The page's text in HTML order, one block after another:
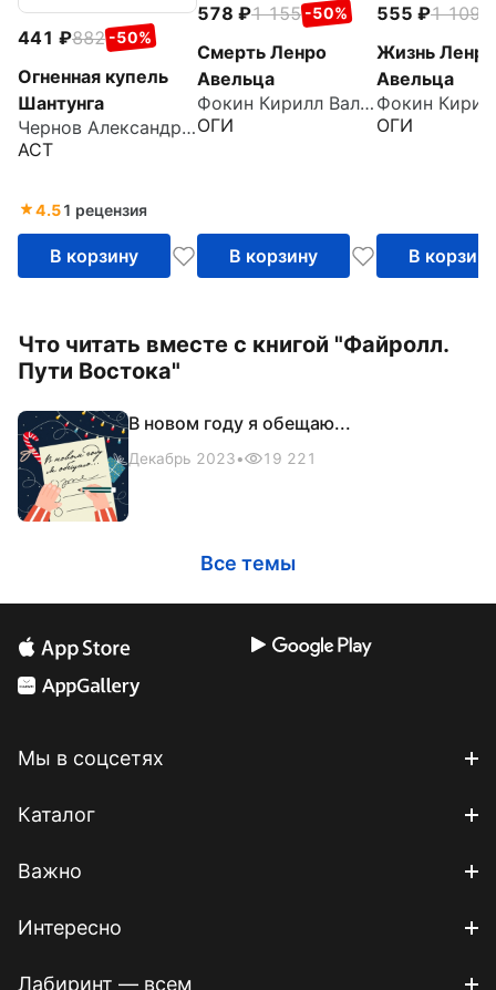
441 882 -50%
Огненная купель
Шантунга
Чернов Александр Борисович
АСТ
4.51 рецензия
В корзину
578 1 155 -50%
Смерть Ленро
Авельца
Фокин Кирилл Валерьевич
ОГИ
В корзину
555 1 109
Жизнь Ленро
Авельца
ОГИ
В корзину
Что читать вместе с книгой "Файролл.
Пути Востока"
В новом году я обещаю...
Декабрь 2023• 19 221
Все темы
Мы в соцсетях
Каталог
Важно
Интересно
Лабиринт — всем